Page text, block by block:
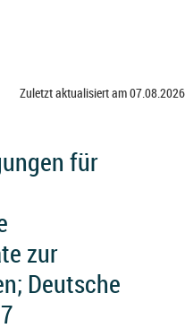
Zuletzt aktualisiert am 07.08.2026
für
zur
Deutsche